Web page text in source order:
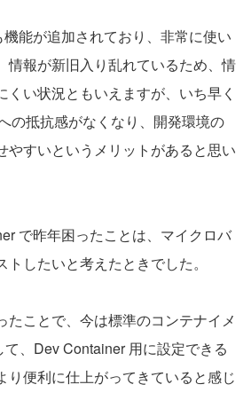
能が追加されており、非常に使い
情報が新旧入り乱れているため、情
くい状況ともいえますが、いち早く
の抵抗感がなくなり、開発環境の
やすいというメリットがあると思い
で昨年困ったことは、マイクロバ
したいと考えたときでした。
たことで、今は標準のコンテナイメ
、Dev Container 用に設定できる
り便利に仕上がってきていると感じ